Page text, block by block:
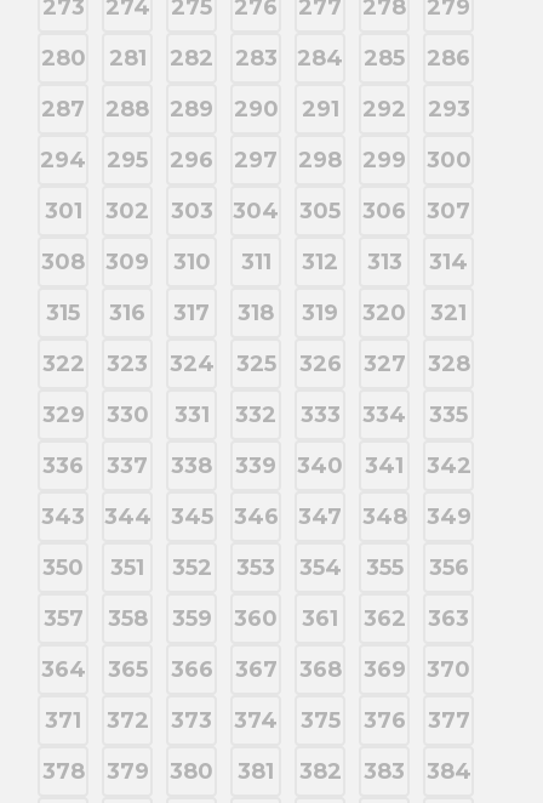
273
274 275 276 277 278
279
280
281 282 283 284 285
286
287
288 289 290 291 292
293
294
295 296 297 298 299
300
301
302 303 304 305 306
307
308
309 310 311 312 313
314
315
316 317 318 319 320
321
322
323 324 325 326 327
328
329
330 331 332 333 334
335
336
337 338 339 340 341
342
343
344 345 346 347 348
349
350
351 352 353 354 355
356
357
358 359 360 361 362
363
364
365 366 367 368 369
370
371
372 373 374 375 376
377
378
379 380 381 382 383 384